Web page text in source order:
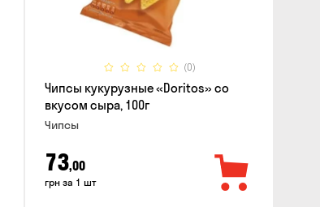
(0)
Чипсы кукурузные «Doritos» со
вкусом сыра, 100г
Чипсы
73,00
грн за 1 шт